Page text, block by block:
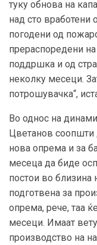
туку обнова на
над сто вработени
погодени од
прераспоредени
поддршка и од
неколку месеци.
потрошувачка“,
Во однос на
Цветанов соопшти
нова опрема и за
месеца да биде
постои во близина
подготвена за
опрема, рече, таа
месеци. Имаат
производство на